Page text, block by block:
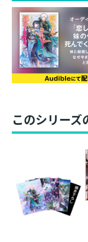
額装サイズ：約
複製原画サイズ
イラスト：とよ
発売元：TOブッ
このシリーズ